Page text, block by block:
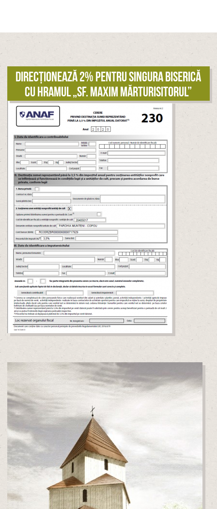
Direcționează 2% pentru singura biserică
cu hramul „Sf. Maxim Mărturisitorul”